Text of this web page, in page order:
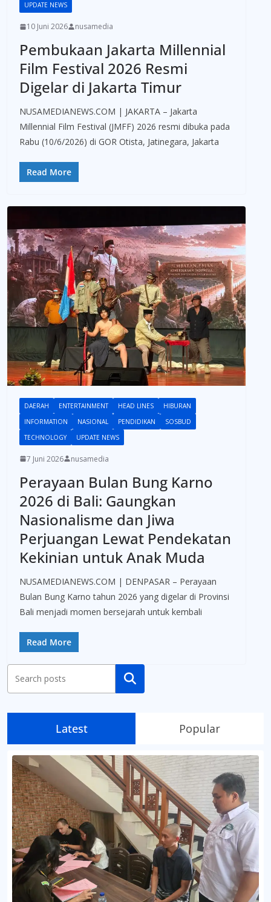
UPDATE NEWS
10 Juni 2026 nusamedia
Pembukaan Jakarta Millennial
Film Festival 2026 Resmi
Digelar di Jakarta Timur
NUSAMEDIANEWS.COM | JAKARTA – Jakarta
Millennial Film Festival (JMFF) 2026 resmi dibuka pada
Rabu (10/6/2026) di GOR Otista, Jatinegara, Jakarta
Read More
DAERAH ENTERTAINMENT HEAD LINES
HIBURAN
INFORMATION
NASIONAL PENDIDIKAN
SOSBUD
TECHNOLOGY
UPDATE NEWS
7 Juni 2026 nusamedia
Perayaan Bulan Bung Karno
2026 di Bali: Gaungkan
Nasionalisme dan Jiwa
Perjuangan Lewat Pendekatan
Kekinian untuk Anak Muda
NUSAMEDIANEWS.COM | DENPASAR – Perayaan
Bulan Bung Karno tahun 2026 yang digelar di Provinsi
Bali menjadi momen bersejarah untuk kembali
Read More
Cari
Latest Popular